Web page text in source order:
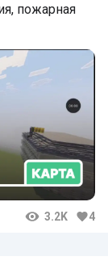
пожарная
3.2K 4